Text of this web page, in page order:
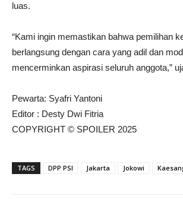
luas.
“Kami ingin memastikan bahwa pemilihan
berlangsung dengan cara yang adil dan
mencerminkan aspirasi seluruh anggota,”
Pewarta: Syafri Yantoni
Editor : Desty Dwi Fitria
COPYRIGHT © SPOILER 2025
TAGS DPP PSI Jakarta Jokowi